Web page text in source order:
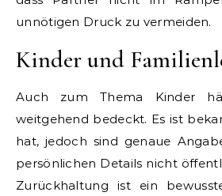
unnötigen Druck zu vermeiden.
Kinder und
Auch zum Thema Kinder
weitgehend bedeckt. Es ist
hat, jedoch sind genaue
persönlichen Details nicht
Zurückhaltung ist ein